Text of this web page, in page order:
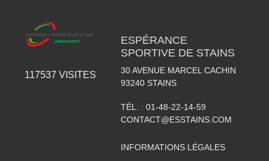
117537 VISITES
ESPÉRANCE
SPORTIVE DE STAINS
30 AVENUE MARCEL CACHIN
93240 STAINS
TÉL. : 01-48-22-14-59
CONTACT@ESSTAINS.COM
INFORMATIONS LÉGALES